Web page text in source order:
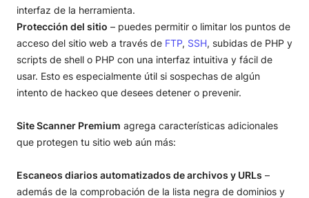
interfaz de la herramienta.
Protección del sitio – puedes permitir o limitar los puntos de
acceso del sitio web a través de FTP, SSH, subidas de PHP y
scripts de shell o PHP con una interfaz intuitiva y fácil de
usar. Esto es especialmente útil si sospechas de algún
intento de hackeo que desees detener o prevenir.
Site Scanner Premium agrega características adicionales
que protegen tu sitio web aún más:
Escaneos diarios automatizados de archivos y URLs –
además de la comprobación de la lista negra de dominios y